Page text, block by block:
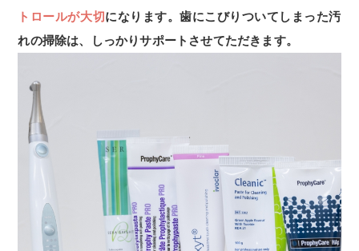
トロールが大切になります。歯にこびりついてしまった汚
れの掃除は、しっかりサポートさせてただきます。